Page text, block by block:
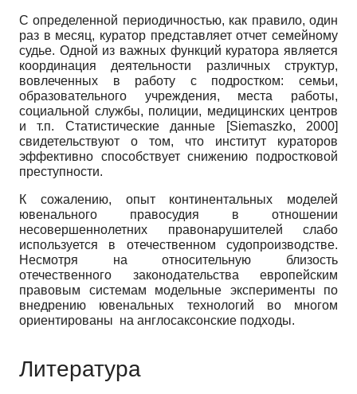
С определенной периодичностью, как правило, один
раз в месяц, куратор представляет отчет семейному
судье. Одной из важных функций куратора является
координация деятельности различных структур,
вовлеченных в работу с подростком: семьи,
образовательного учреждения, места работы,
социальной службы, полиции, медицинских центров
и т.п. Статистические данные
[Siemaszko, 2000]
свидетельствуют о том, что институт кураторов
эффективно способствует снижению подростковой
преступности.
К сожалению, опыт континентальных моделей
ювенального правосудия в отношении
несовершеннолетних правонарушителей слабо
используется в отечественном судопроизводстве.
Несмотря на относительную близость
отечественного законодательства европейским
правовым системам модельные эксперименты по
внедрению ювенальных технологий во многом
ориентированы на англосаксонские подходы.
Литература